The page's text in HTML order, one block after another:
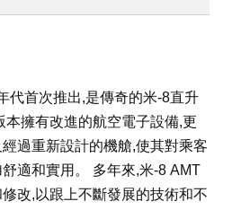
代首次推出,是傳奇的米-8直升
本擁有改進的航空電子設備,更
過重新設計的機艙,使其對乘客
適和實用。 多年來,米-8 AMT
改,以跟上不斷發展的技術和不